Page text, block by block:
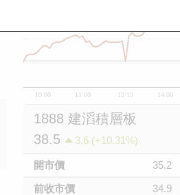
10:00 11:00 12/13 14:00
1888 建滔積層板
38.5
3.6 (+10.31%)
開市價
35.2
前收市價
34.9